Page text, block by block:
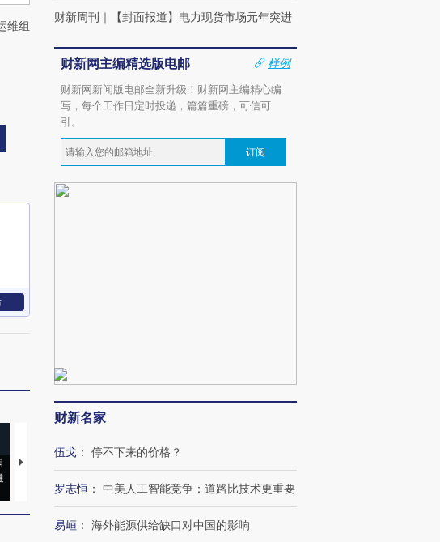
维组
马航飞行员跨国走私7万
要防空导弹“救急”
13人遇难
财新周刊 ｜ 【封面报道】电力现货市场元年突进
财新网主编精选版电邮
样例
财新网新闻版电邮全新升级！财新网主编精心编
写，每个工作日定时投递，篇篇重磅，可信可
引。
订阅
财新名家
伍戈 ： 停不下来的价格？
罗志恒 ： 中美人工智能竞争：道路比技术更重要
易峘 ： 海外能源供给缺口对中国的影响